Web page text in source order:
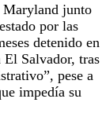
Maryland junto
por las
detenido en
Salvador, tras
pese a
impedía su